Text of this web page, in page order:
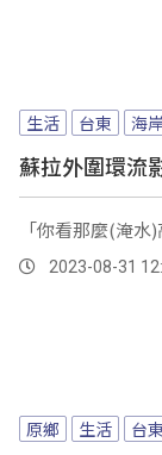
生活 台東 海
蘇拉外圍環流
「你看那麼(淹水
2023-08-31
原鄉 生活 台東